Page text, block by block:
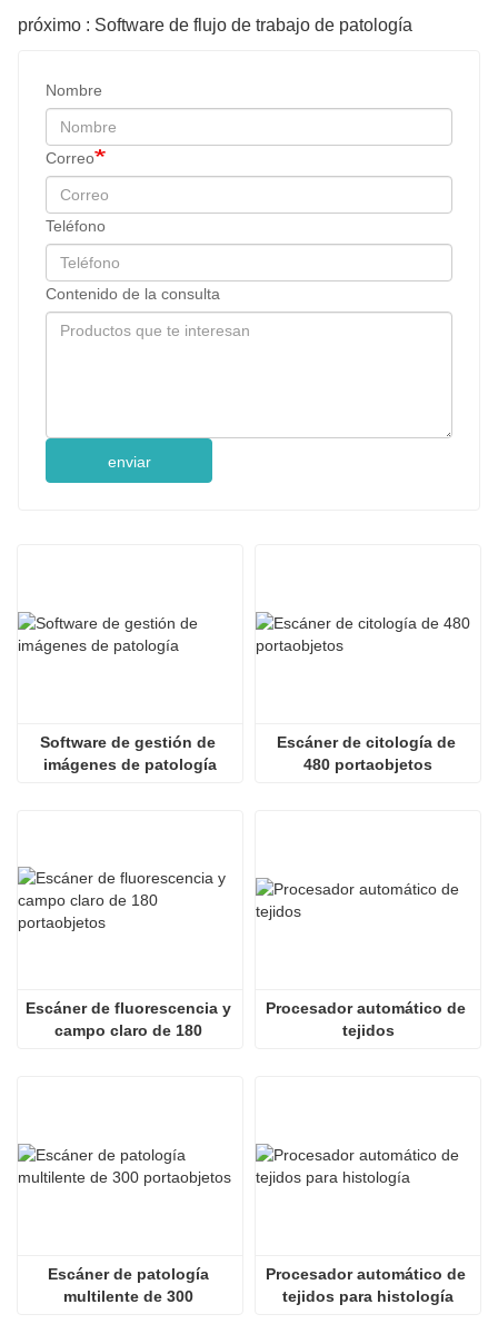
próximo : Software de flujo de trabajo de patología
Nombre
Correo
Teléfono
Contenido de la consulta
enviar
Software de gestión de
imágenes de patología
Escáner de citología de
480 portaobjetos
Escáner de fluorescencia y
campo claro de 180
Procesador automático de
tejidos
Escáner de patología
multilente de 300
Procesador automático de
tejidos para histología